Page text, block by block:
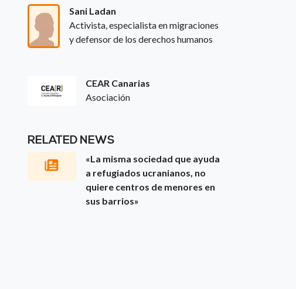
Sani Ladan
Activista, especialista en migraciones
y defensor de los derechos humanos
CEAR Canarias
Asociación
RELATED NEWS
«La misma sociedad que ayuda
a refugiados ucranianos, no
quiere centros de menores en
sus barrios»